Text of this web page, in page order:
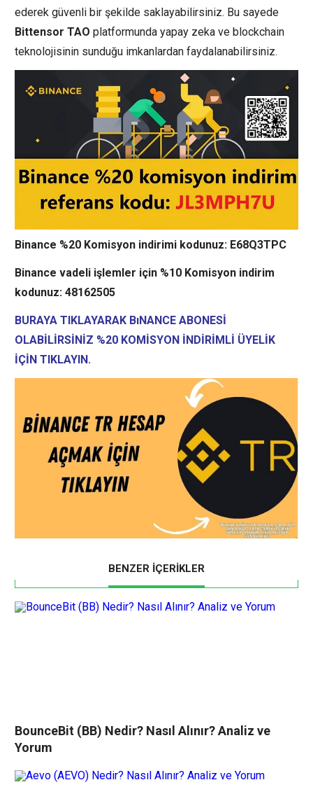
ederek güvenli bir şekilde saklayabilirsiniz. Bu sayede
Bittensor TAO platformunda yapay zeka ve blockchain
teknolojisinin sunduğu imkanlardan faydalanabilirsiniz.
Binance %20 Komisyon indirimi kodunuz: E68Q3TPC
Binance vadeli işlemler için %10 Komisyon indirim
kodunuz: 48162505
BURAYA TIKLAYARAK BıNANCE ABONESİ
OLABİLİRSİNİZ %20 KOMİSYON İNDİRİMLİ ÜYELİK
İÇİN TIKLAYIN.
BENZER İÇERİKLER
BounceBit (BB) Nedir? Nasıl Alınır? Analiz ve
Yorum